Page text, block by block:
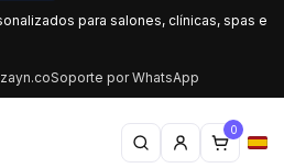
para salones, clínicas, spas e
Soporte por WhatsApp
0